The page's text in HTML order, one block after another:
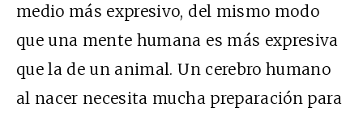
medio más expresivo, del mismo modo
que una mente humana es más expresiva
que la de un animal. Un cerebro humano
al nacer necesita mucha preparación para